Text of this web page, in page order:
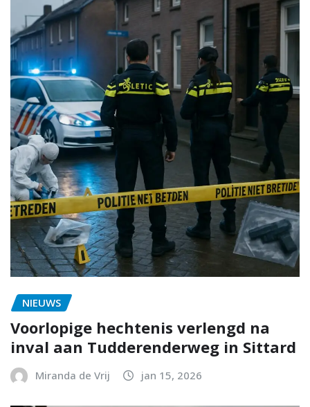
NIEUWS
Voorlopige hechtenis verlengd na
inval aan Tudderenderweg in Sittard
Miranda de Vrij jan 15, 2026